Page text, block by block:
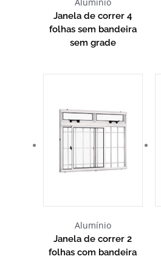
Janela de correr 4
folhas sem bandeira
sem grade
Alumínio
Janela de correr 2
folhas com bandeira